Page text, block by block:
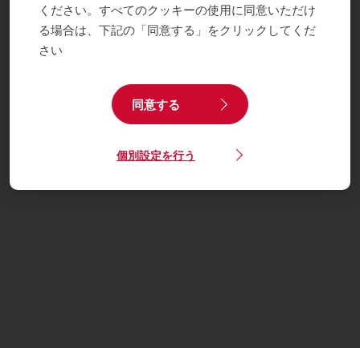
ください。すべてのクッキーの使用に同意いただけ
る場合は、下記の「同意する」をクリックしてくだ
さい
同意する
個別設定を行う